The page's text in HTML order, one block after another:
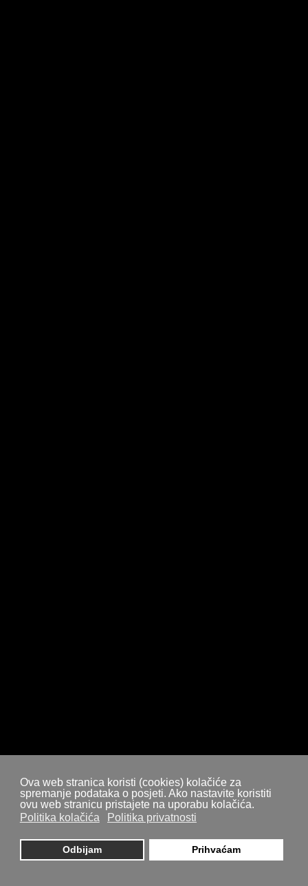
Ova web stranica koristi (cookies) kolačiće za
spremanje podataka o posjeti. Ako nastavite koristiti
ovu web stranicu pristajete na uporabu kolačića.
Politika kolačića
Politika privatnosti
Odbijam Prihvaćam